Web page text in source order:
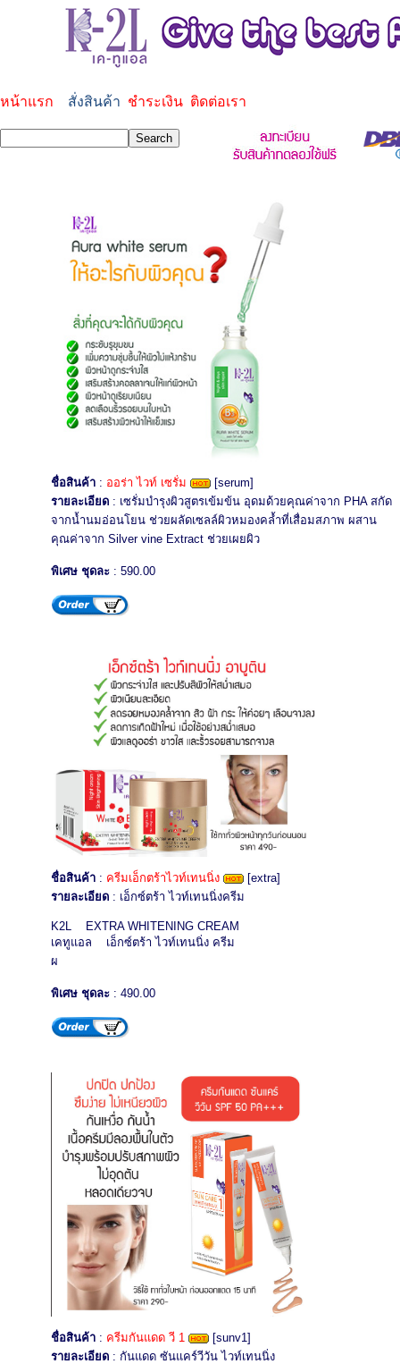
หน้าแรก สั่งสินค้า ชำระเงิน ติดต่อเรา
ชื่อสินค้า : ออร่า ไวท์ เซรั่ม
[serum]
รายละเอียด : เซรั่มบำรุงผิวสูตรเข้มข้น อุดมด้วยคุณค่าจาก PHA สกัด
จากน้ำนมอ่อนโยน ช่วยผลัดเซลล์ผิวหมองคล้ำที่เสื่อมสภาพ ผสาน
คุณค่าจาก Silver vine Extract ช่วยเผยผิว
พิเศษ ชุดละ : 590.00
ชื่อสินค้า : ครีมเอ็กตร้าไวท์เทนนิ่ง
[extra]
รายละเอียด : เอ็กซ์ตร้า ไวท์เทนนิ่งครีม
K2L EXTRA WHITENING CREAM
เคทูแอล เอ็กซ์ตร้า ไวท์เทนนิ่ง ครีม
ผ
พิเศษ ชุดละ : 490.00
ชื่อสินค้า : ครีมกันแดด วี 1
[sunv1]
รายละเอียด : กันแดด ซันแคร์วีวัน ไวท์เทนนิ่ง